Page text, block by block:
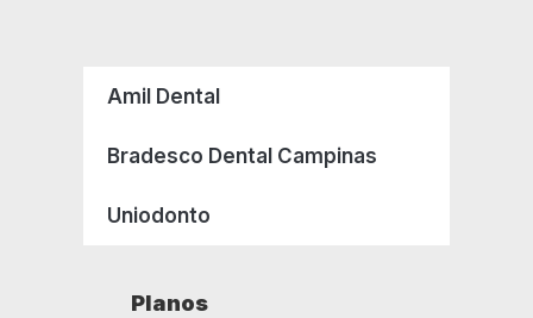
Amil Dental
Bradesco Dental Campinas
Uniodonto
Planos